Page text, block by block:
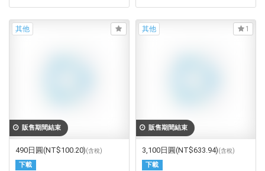
販售期間結束
490日圓(NT$100.20)(含稅)
下載
其他
販售期間結束
3,100日圓(NT$633.94)(含稅)
下載
其他 1